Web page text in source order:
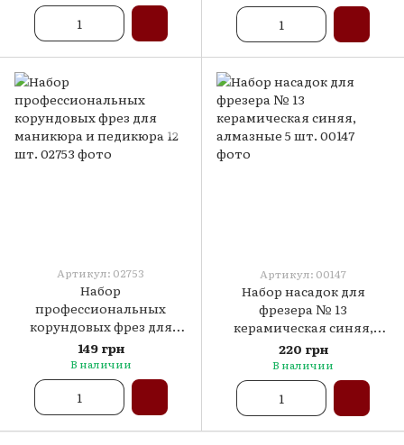
Артикул: 02753
Набор
профессиональных
корундовых фрез для
маникюра и педикюра 12
шт.
149 грн
В наличии
Артикул: 00147
Набор насадок для
фрезера № 13
керамическая синяя,
алмазные 5 шт.
220 грн
В наличии